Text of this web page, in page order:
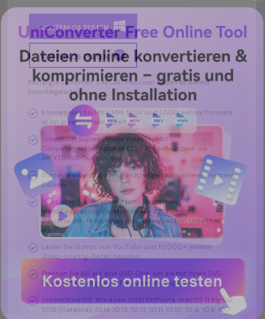
KOSTENLOS TESTEN
KOSTENLOS TESTEN
Bestätigte Sicherheit. 5.481.347 Personen haben es bereits
heruntergeladen.
Konvertieren Sie MKV, MP4, MOV und 1.000 weitere Formate
in AVI in verlustfreier Qualität.
Unterstützt superschnelle Video-zu-AVI-
Convertergeschwindigkeit (30X schneller) dank der
APEXTRANS-Technologie.
Stapelverarbeitung zum gleichzeitigen Konvertieren mehrerer
Dateien.
Bearbeiten Sie Videos mit fortschrittlichen
Videobearbeitungsfunktionen, wie z.B. Trimmen,
Zuschneiden, Hinzufügen von Wasserzeichen, Untertiteln,
etc.
Laden Sie Videos von YouTube und 10.000+ weitern
Video-Sharing-Seiten herunter.
Brennen Sie AVI auf eine DVD-Disk, um sie mit Ihrem DVD-
Player auf einem großen Fernseher abzuspielen.
Unterstützte OS: Windows 10/8/7/XP/Vista, macOS 11 Big Sur,
10.15 (Catalina), 10.14, 10.13, 10.12, 10.11, 10.10, 10.9, 10.8, 10.7